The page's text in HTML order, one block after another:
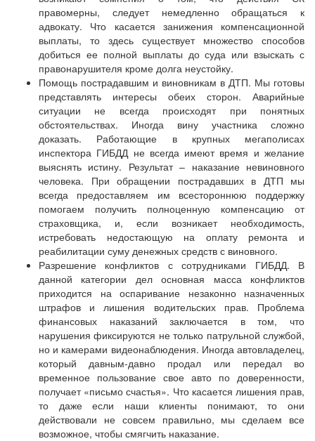
правомерны, следует немедленно обращаться к
адвокату. Что касается занижения компенсационной
выплаты, то здесь существует множество способов
добиться ее полной выплаты до суда или взыскать с
правонарушителя кроме долга неустойку.
Помощь пострадавшим и виновникам в ДТП. Мы готовы
представлять интересы обеих сторон. Аварийные
ситуации не всегда происходят при понятных
обстоятельствах. Иногда вину участника сложно
доказать. Работающие в крупных мегаполисах
инспектора ГИБДД не всегда имеют время и желание
выяснять истину. Результат – наказание невиновного
человека. При обращении пострадавших в ДТП мы
всегда предоставляем им всестороннюю поддержку
помогаем получить полноценную компенсацию от
страховщика, и, если возникает необходимость,
истребовать недостающую на оплату ремонта и
реабилитации суму денежных средств с виновного.
Разрешение конфликтов с сотрудниками ГИБДД. В
данной категории дел основная масса конфликтов
приходится на оспаривание незаконно назначенных
штрафов и лишения водительских прав. Проблема
финансовых наказаний заключается в том, что
нарушения фиксируются не только патрульной службой,
но и камерами видеонаблюдения. Иногда автовладелец,
который давным-давно продал или передал во
временное пользование свое авто по доверенности,
получает «письмо счастья». Что касается лишения прав,
то даже если наши клиенты понимают, то они
действовали не совсем правильно, мы сделаем все
возможное, чтобы смягчить наказание.